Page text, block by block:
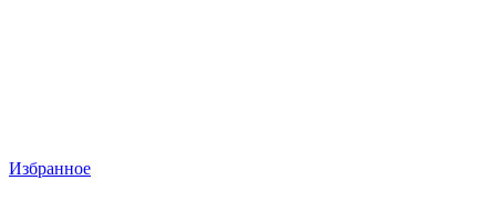
Избранное